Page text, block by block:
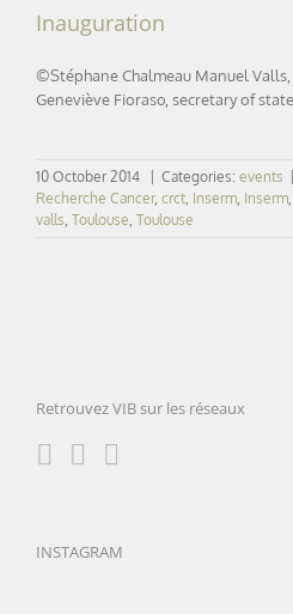
Inauguration
©Stéphane Chalmeau Manuel
Geneviève Fioraso, secretary of state,
10 October 2014 | Categories: events |
Recherche Cancer, crct Inserm Inserm
valls Toulouse Toulouse
Retrouvez VIB sur les réseaux
INSTAGRAM